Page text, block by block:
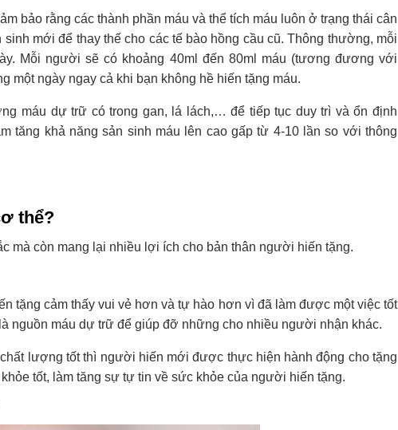
bảo rằng các thành phần máu và thể tích máu luôn ở trạng thái cân
mới để thay thế cho các tế bào hồng cầu cũ. Thông thường, mỗi
Mỗi người sẽ có khoảng 40ml đến 80ml máu (tương đương với
một ngày ngay cả khi bạn không hề hiến tặng máu.
máu dự trữ có trong gan, lá lách,… để tiếp tục duy trì và ổn định
tăng khả năng sản sinh máu lên cao gấp từ 4-10 lần so với thông
thể?
mà còn mang lại nhiều lợi ích cho bản thân người hiến tặng.
tặng cảm thấy vui vẻ hơn và tự hào hơn vì đã làm được một việc tốt
máu dự trữ để giúp đỡ những cho nhiều người nhận khác.
lượng tốt thì người hiến mới được thực hiện hành động cho tặng
tốt, làm tăng sự tự tin về sức khỏe của người hiến tặng.